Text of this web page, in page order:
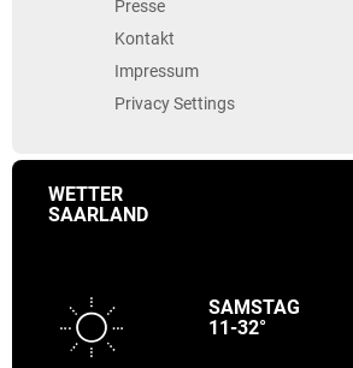
Presse
Kontakt
Impressum
Privacy Settings
WETTER
SAARLAND
SAMSTAG
11-32°